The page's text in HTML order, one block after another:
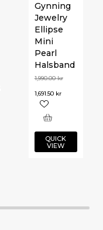
Gynning
Jewelry
Ellipse
Mini
Pearl
Halsband
1,990.00kr
1,691.50 kr
QUICK
VIEW